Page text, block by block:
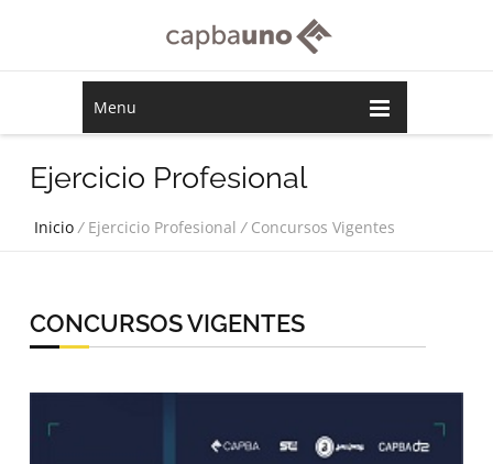
Menu
Ejercicio Profesional
Inicio /Ejercicio Profesional/Concursos Vigentes
CONCURSOS VIGENTES